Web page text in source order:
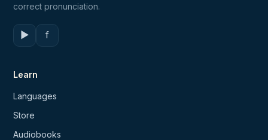
correct pronunciation.
▶ f
Learn
Languages
Store
Audiobooks